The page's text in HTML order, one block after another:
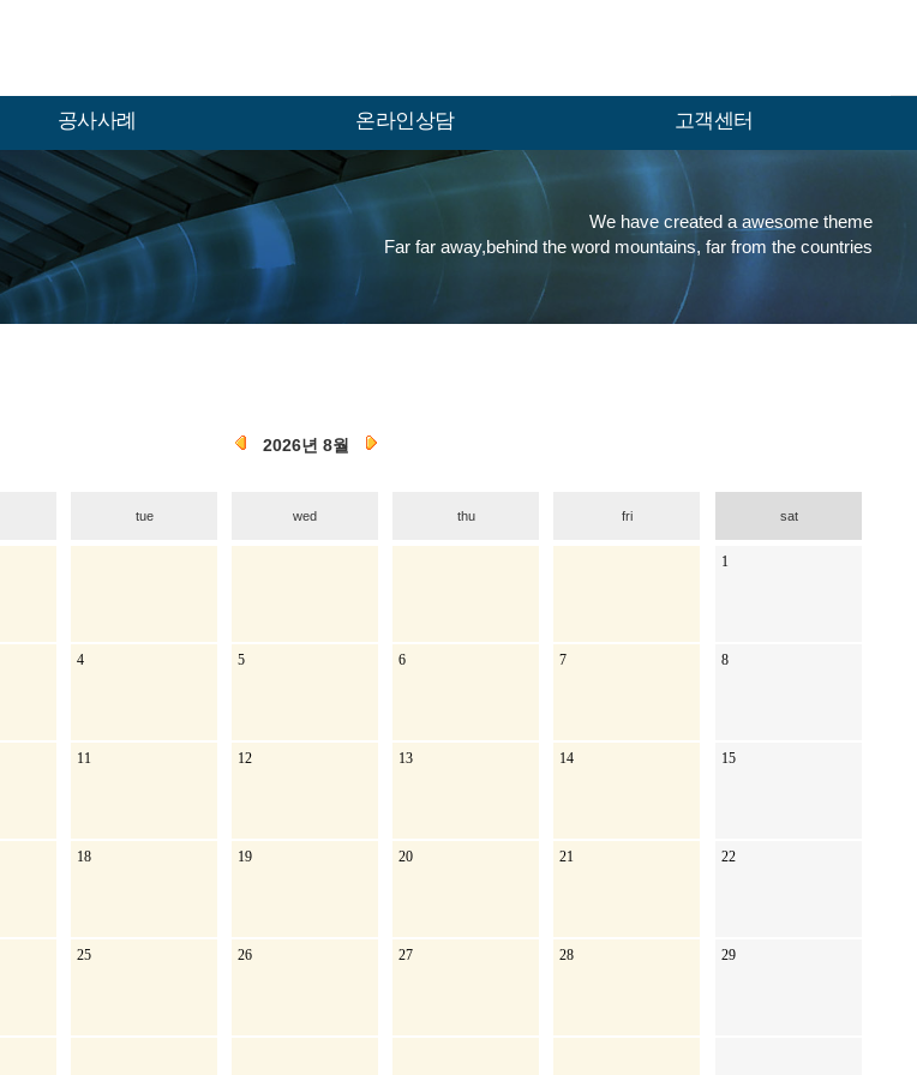
공사사례 온라인상담 고객센터
We have created a awesome theme
Far far away,behind the word mountains, far from the countries
2026년 8월
tue wed thu fri sat
1
4 5 6 7 8
11 12 13 14 15
18 19 20 21 22
25 26 27 28 29